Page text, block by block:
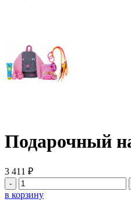
Подарочный
3 411 ₽
-
в корзину